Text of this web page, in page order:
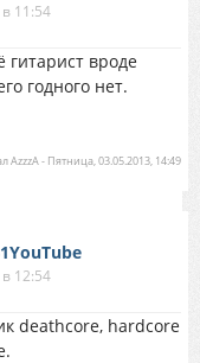
11:54
вроде
годного нет.
AzzzA- Пятница, 03.05.2013, 14:49
12:54
deathcore, hardcore